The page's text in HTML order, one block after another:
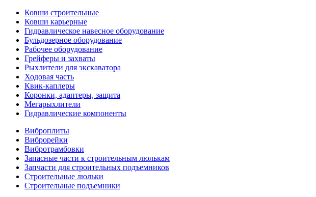
Ковши строительные
Ковши карьерные
Гидравлическое навесное оборудование
Бульдозерное оборудование
Рабочее оборудование
Грейферы и захваты
Рыхлители для экскаватора
Ходовая часть
Квик-каплеры
Коронки, адаптеры, защита
Мегарыхлители
Гидравлические компоненты
Виброплиты
Виброрейки
Вибротрамбовки
Запасные части к строительным люлькам
Запчасти для строительных подъемников
Строительные люльки
Строительные подъемники